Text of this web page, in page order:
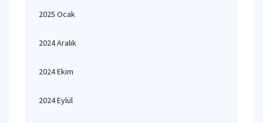
2025 Ocak
2024 Aralık
2024 Ekim
2024 Eylül